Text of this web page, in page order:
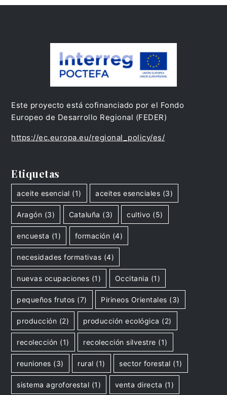
Este proyecto está cofinanciado por el Fondo
Europeo de Desarrollo Regional (FEDER)
https://ec.europa.eu/regional_policy/es/
Etiquetas
aceite esencial (1) aceites esenciales (3)
Aragón (3) Cataluña (3) cultivo (5)
encuesta (1) formación (4)
necesidades formativas (4)
nuevas ocupaciones (1) Occitania (1)
pequeños frutos (7) Pirineos Orientales (3)
producción (2) producción ecológica (2)
recolección (1) recolección silvestre (1)
reuniones (3) rural (1) sector forestal (1)
sistema agroforestal (1) venta directa (1)